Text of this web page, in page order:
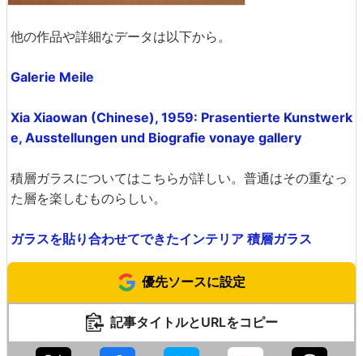
他の作品や詳細なデータは以下から。
Galerie Meile
Xia Xiaowan (Chinese), 1959: Prasentierte Kunstwerk
e, Ausstellungen und Biografie vonaye gallery
積層ガラスについてはこちらが詳しい。普通はその重なっ
た層を楽しむものらしい。
ガラスを貼り合わせてできたインテリア 積層ガラス
優先ソースに設定
記事タイトルとURLをコピー